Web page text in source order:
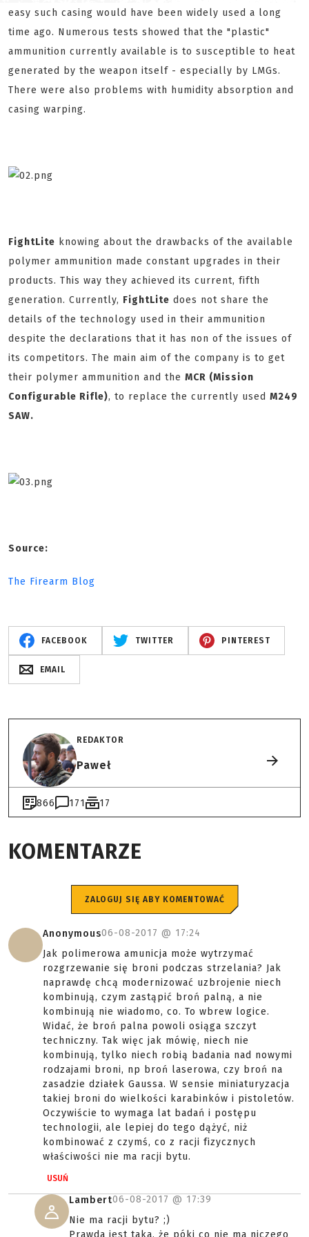
easy such casing would have been widely used a long
time ago. Numerous tests showed that the "plastic"
ammunition currently available is to susceptible to heat
generated by the weapon itself - especially by LMGs.
There were also problems with humidity absorption and
casing warping.
FightLite knowing about the drawbacks of the available
polymer ammunition made constant upgrades in their
products. This way they achieved its current, fifth
generation. Currently, FightLite does not share the
details of the technology used in their ammunition
despite the declarations that it has non of the issues of
its competitors. The main aim of the company is to get
their polymer ammunition and the MCR (Mission
Configurable Rifle), to replace the currently used M249
SAW.
Source:
The Firearm Blog
FACEBOOK TWITTER PINTEREST
EMAIL
REDAKTOR
Paweł
866 171 17
KOMENTARZE
ZALOGUJ SIĘ ABY KOMENTOWAĆ
Anonymous06-08-2017 @ 17:24
Jak polimerowa amunicja może wytrzymać
rozgrzewanie się broni podczas strzelania? Jak
naprawdę chcą modernizować uzbrojenie niech
kombinują, czym zastąpić broń palną, a nie
kombinują nie wiadomo, co. To wbrew logice.
Widać, że broń palna powoli osiąga szczyt
techniczny. Tak więc jak mówię, niech nie
kombinują, tylko niech robią badania nad nowymi
rodzajami broni, np broń laserowa, czy broń na
zasadzie działek Gaussa. W sensie miniaturyzacja
takiej broni do wielkości karabinków i pistoletów.
Oczywiście to wymaga lat badań i postępu
technologii, ale lepiej do tego dążyć, niż
kombinować z czymś, co z racji fizycznych
właściwości nie ma racji bytu.
USUŃ
Lambert06-08-2017 @ 17:39
Nie ma racji bytu? ;)
Prawda jest taka, że póki co nie ma niczego